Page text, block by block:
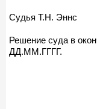
Судья Т.Н. Эннс
Решение суда в
ДД.ММ.ГГГГ.